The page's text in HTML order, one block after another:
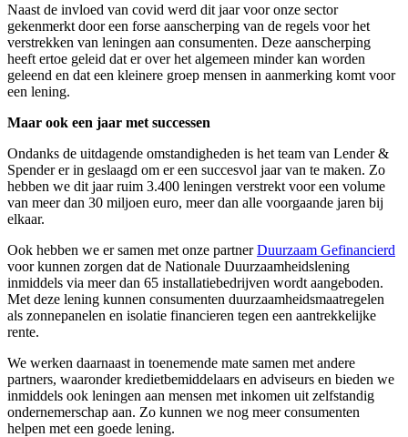
Naast de invloed van covid werd dit jaar voor onze sector
gekenmerkt door een forse aanscherping van de regels voor het
verstrekken van leningen aan consumenten. Deze aanscherping
heeft ertoe geleid dat er over het algemeen minder kan worden
geleend en dat een kleinere groep mensen in aanmerking komt voor
een lening.
Maar ook een jaar met successen
Ondanks de uitdagende omstandigheden is het team van Lender &
Spender er in geslaagd om er een succesvol jaar van te maken. Zo
hebben we dit jaar ruim 3.400 leningen verstrekt voor een volume
van meer dan 30 miljoen euro, meer dan alle voorgaande jaren bij
elkaar.
Ook hebben we er samen met onze partnerDuurzaam Gefinancierd
voor kunnen zorgen dat de Nationale Duurzaamheidslening
inmiddels via meer dan 65 installatiebedrijven wordt aangeboden.
Met deze lening kunnen consumenten duurzaamheidsmaatregelen
als zonnepanelen en isolatie financieren tegen een aantrekkelijke
rente.
We werken daarnaast in toenemende mate samen met andere
partners, waaronder kredietbemiddelaars en adviseurs en bieden we
inmiddels ook leningen aan mensen met inkomen uit zelfstandig
ondernemerschap aan. Zo kunnen we nog meer consumenten
helpen met een goede lening.